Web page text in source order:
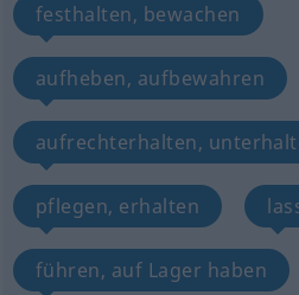
festhalten, bewachen
aufheben, aufbewahren
aufrechterhalten,
pflegen, erhalten
führen, auf Lager haben